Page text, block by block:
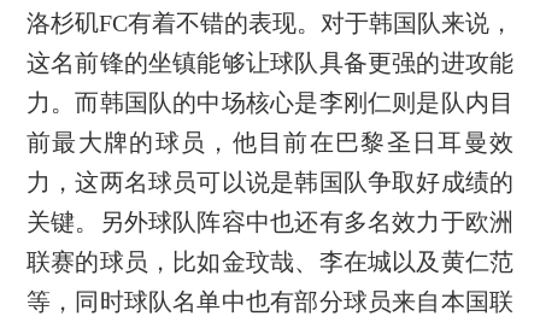
洛杉矶FC有着不错的表现。对于韩国队来说，
这名前锋的坐镇能够让球队具备更强的进攻能
力。而韩国队的中场核心是李刚仁则是队内目
前最大牌的球员，他目前在巴黎圣日耳曼效
力，这两名球员可以说是韩国队争取好成绩的
关键。另外球队阵容中也还有多名效力于欧洲
联赛的球员，比如金玟哉、李在城以及黄仁范
等，同时球队名单中也有部分球员来自本国联